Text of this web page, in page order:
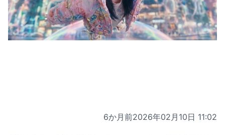
6か月前2026年02月10日 11:02